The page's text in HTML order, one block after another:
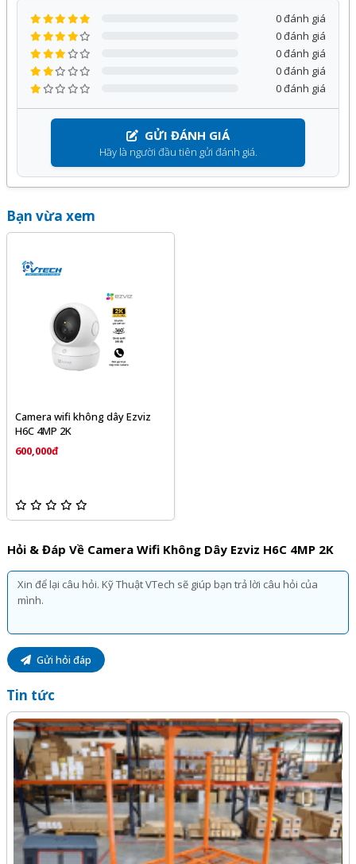
GỬI ĐÁNH GIÁ
Hãy là người đầu tiên gửi đánh giá.
0 đánh giá
0 đánh giá
0 đánh giá
0 đánh giá
0 đánh giá
Bạn vừa xem
Camera wifi không dây Ezviz
H6C 4MP 2K
600,000đ
Hỏi & Đáp Về Camera Wifi Không Dây Ezviz H6C 4MP 2K
Gửi hỏi đáp
Tin tức